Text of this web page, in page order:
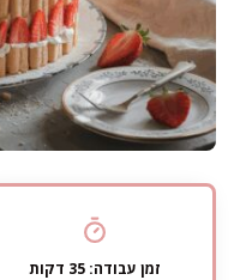
זמן עבודה: 35 דקות